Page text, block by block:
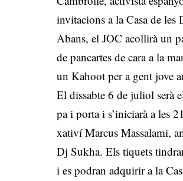
invitacions a la Casa de les
Abans, el JOC acollirà un
de pancartes de cara a la
un Kahoot per a gent jove
El dissabte 6 de juliol serà
pa i porta i s’iniciarà a les
xativí Marcus Massalami,
Dj Sukha. Els tiquets
i es podran adquirir a la